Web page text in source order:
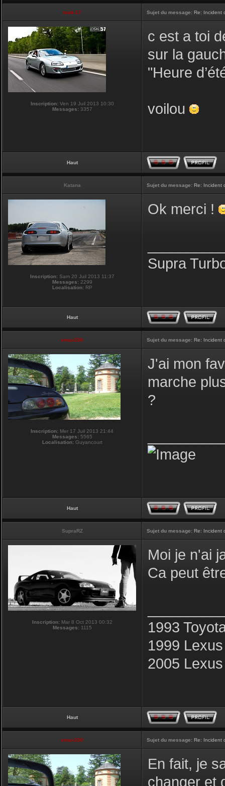
touti-17 Sujet du message: Re: Incident
Inscription:Ven 19 Juil 2013 10:30
Messages:3357
c est a toi
sur la
"Heure
voilou
Haut
Katana Sujet du message: Re: Incident
Inscription:Sam 20 Juil 2013 11:37
Messages:2299
Localisation:RP
Ok merci !
Supra
Haut
vmax330 Sujet du message: Re: Incident
Inscription: Mer 17 Juil 2013 21:44
Messages:5565
Localisation:Guyancourt
J'ai mon
marche
?
Haut
SupraRZ Sujet du message: Re: Incident
Inscription:Mar 8 Oct 2013 00:32
Messages:1115
Moi je n'ai
Ca peut
1993
1999
2005
Haut
vmax330 Sujet du message: Re: Incident
En fait, je
changer et